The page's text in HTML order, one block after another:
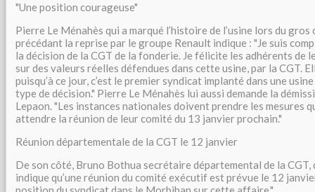
"Une position courageuse"
Pierre Le Ménahès qui a marqué l’histoire de l’usine lors du
précédant la reprise par le groupe Renault indique : "Je suis
la décision de la CGT de la fonderie. Je félicite les adhérents de
sur des valeurs réelles défendues dans cette usine, par la CGT.
puisqu’à ce jour, c’est le premier syndicat implanté dans une
type de décision." Pierre Le Ménahès lui aussi demande la
Lepaon. "Les instances nationales doivent prendre les mesures
attendre la réunion de leur comité du 13 janvier prochain."
Réunion départementale de la CGT le 12 janvier
De son côté, Bruno Bothua secrétaire départemental de la CGT,
indique qu’une réunion du comité exécutif est prévue le 12